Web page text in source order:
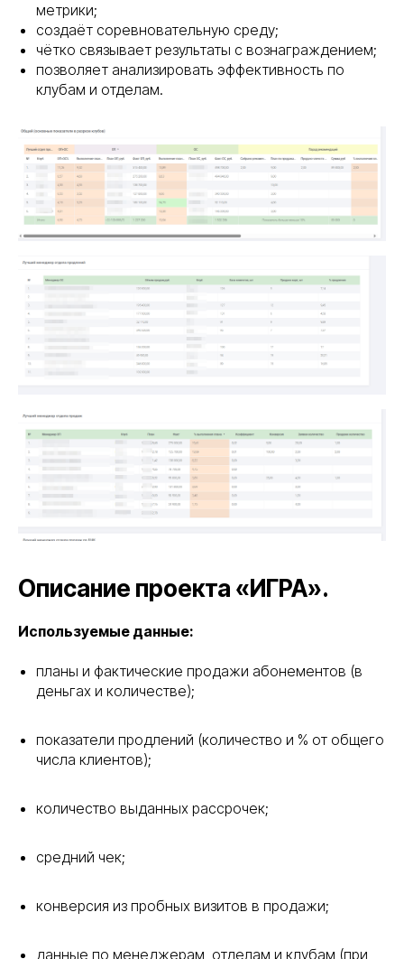
метрики;
создаёт соревновательную среду;
чётко связывает результаты с вознаграждением;
позволяет анализировать эффективность по
клубам и отделам.
Описание проекта «ИГРА».
Используемые данные:
планы и фактические продажи абонементов (в
деньгах и количестве);
показатели продлений (количество и % от общего
числа клиентов);
количество выданных рассрочек;
средний чек;
конверсия из пробных визитов в продажи;
данные по менеджерам, отделам и клубам (при